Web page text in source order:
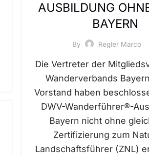
AUSBILDUNG
BAYERN
By Regler Marco
Die Vertreter der
Wanderverbands
Vorstand haben
DWV-Wanderführer®-
Bayern nicht ohne
Zertifizierung zum
Landschaftsführer (ZNL)